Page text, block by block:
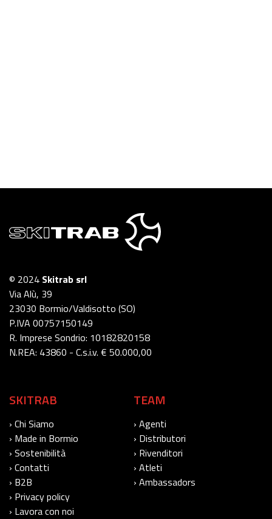
© 2024 Skitrab srl
Via Alù, 39
23030 Bormio/Valdisotto (SO)
P.IVA 00757150149
R. Imprese Sondrio: 10182820158
N.REA: 43860 - C.s.i.v. € 50.000,00
SKITRAB
› Chi Siamo
› Made in Bormio
› Sostenibilità
› Contatti
› B2B
› Privacy policy
› Lavora con noi
TEAM
› Agenti
› Distributori
› Rivenditori
› Atleti
› Ambassadors